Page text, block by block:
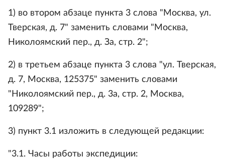
1) во втором абзаце пункта 3 слова "Москва, ул.
Тверская, д. 7" заменить словами "Москва,
Николоямский пер., д. За, стр. 2";
2) в третьем абзаце пункта 3 слова "ул. Тверская,
д. 7, Москва, 125375" заменить словами
"Николоямский пер., д. 3а, стр. 2, Москва,
109289";
3) пункт 3.1 изложить в следующей редакции:
"3.1. Часы работы экспедиции: